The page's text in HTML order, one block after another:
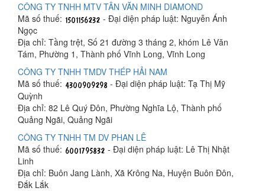
CÔNG TY TNHH MTV TÂN VĂN MINH DIAMOND
Mã số thuế:
- Đại diện pháp luật: Nguyễn Ánh
Ngọc
Địa chỉ: Tầng trệt, Số 21 đường 3 tháng 2, khóm Lê Văn
Tám, Phường 1, Thành phố Vĩnh Long, Vĩnh Long
CÔNG TY TNHH TMDV THÉP HẢI NAM
Mã số thuế:
- Đại diện pháp luật: Tạ Thị Mỹ
Quỳnh
Địa chỉ: 82 Lê Quý Đôn, Phường Nghĩa Lộ, Thành phố
Quảng Ngãi, Quảng Ngãi
CÔNG TY TNHH TM DV PHAN LÊ
Mã số thuế:
- Đại diện pháp luật: Lê Thị Nhật
Linh
Địa chỉ: Buôn Jang Lành, Xã Krông Na, Huyện Buôn Đôn,
Đắk Lắk